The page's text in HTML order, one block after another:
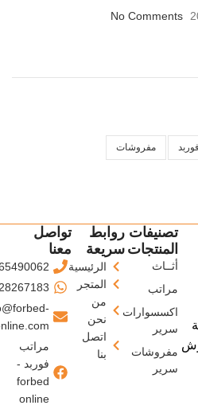
No Comments
مفروشات
تصنيفات
المنتجات
أثــاث
مراتب
اكسسوارات
سرير
مفروشات
سرير
روابط
سريعة
الرئيسية
المتجر
من
نحن
اتصل
بنا
تواصل
معنا
مراتب
فوربد -
forbed
online